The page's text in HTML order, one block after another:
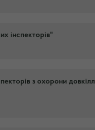
інспекторів"
з охорони